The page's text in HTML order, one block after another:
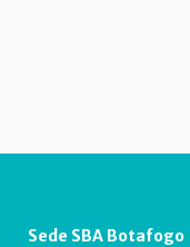
Sede SBA Botafogo